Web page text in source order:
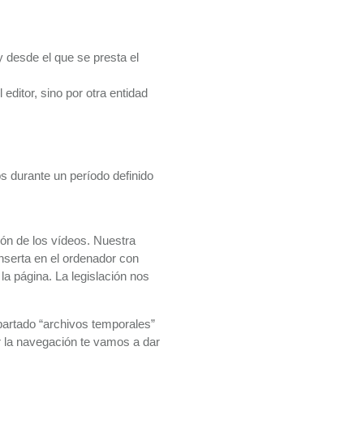
desde el que se presta el
sino por otra entidad
durante un período definido
de los vídeos. Nuestra
en el ordenador con
página. La legislación nos
“archivos temporales”
navegación te vamos a dar